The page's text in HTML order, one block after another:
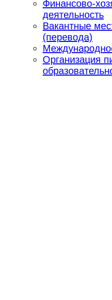
Финансово-
деятельность
Вакантные
(перевода)
Организация